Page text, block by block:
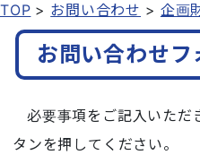
健康・福祉
行政 まち
TOP お問い合わせ 企画
お問い合わせフ
必要事項をご記入いただ
タンを押してください。